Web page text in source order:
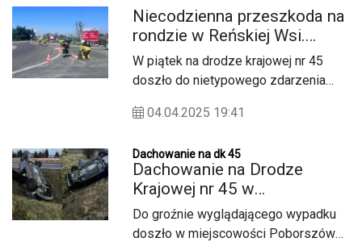
zostaną zrealizowane w ramach
porozumienia zawartego z gminą
Krapkowice, które umożliwia
skoordynowane przeprowadzenie
Niecodzienna przeszkoda na
rondzie w Reńskiej Wsi.
Droga była zasypana zbożem
W piątek na drodze krajowej nr 45
doszło do nietypowego zdarzenia
Wsi oraz na pasie rozbiegowym w
zboże, które zalegało na jezdni na
odcinku około 100 metrów.
04.04.2025 19:41
Dachowanie na dk 45
Dachowanie na Drodze
Krajowej nr 45 w
Poborszowie. Kierowca trafił
do szpitala
Do groźnie wyglądającego wypadku
doszło w miejscowości Poborszów